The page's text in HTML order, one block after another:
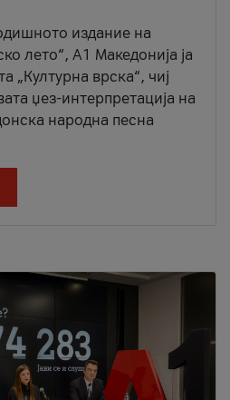
издание на
лето“, А1 Македонија ја
„Културна врска“, чиј
џез-интерпретација на
народна песна